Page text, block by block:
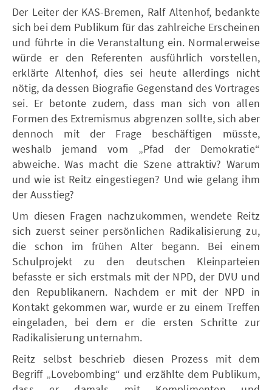
Der Leiter der KAS-Bremen, Ralf Altenhof, bedankte
sich bei dem Publikum für das zahlreiche Erscheinen
und führte in die Veranstaltung ein. Normalerweise
würde er den Referenten ausführlich vorstellen,
erklärte Altenhof, dies sei heute allerdings nicht
nötig, da dessen Biografie Gegenstand des Vortrages
sei. Er betonte zudem, dass man sich von allen
Formen des Extremismus abgrenzen sollte, sich aber
dennoch mit der Frage beschäftigen müsste,
weshalb jemand vom „Pfad der Demokratie“
abweiche. Was macht die Szene attraktiv? Warum
und wie ist Reitz eingestiegen? Und wie gelang ihm
der Ausstieg?
Um diesen Fragen nachzukommen, wendete Reitz
sich zuerst seiner persönlichen Radikalisierung zu,
die schon im frühen Alter begann. Bei einem
Schulprojekt zu den deutschen Kleinparteien
befasste er sich erstmals mit der NPD, der DVU und
den Republikanern. Nachdem er mit der NPD in
Kontakt gekommen war, wurde er zu einem Treffen
eingeladen, bei dem er die ersten Schritte zur
Radikalisierung unternahm.
Reitz selbst beschrieb diesen Prozess mit dem
Begriff „Lovebombing“ und erzählte dem Publikum,